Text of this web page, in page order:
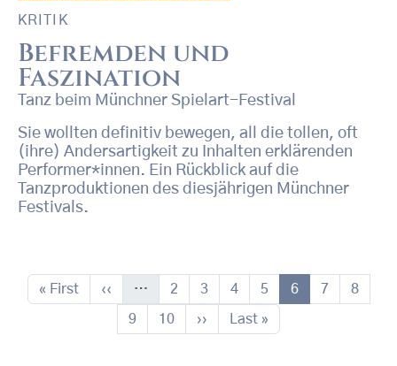
KRITIK
Befremden und
Faszination
Tanz beim Münchner Spielart-Festival
Sie wollten definitiv bewegen, all die tollen, oft
(ihre) Andersartigkeit zu Inhalten erklärenden
Performer*innen. Ein Rückblick auf die
Tanzproduktionen des diesjährigen Münchner
Festivals.
Seitennummerierung
Erste Seite
« First Vorherige Seite
‹‹ … Seite
2 Seite
3 Seite
4 Seite
5 Seite
6 Seite
7 Seite
8
Seite
9 Seite
10 Nächste Seite
›› Letzte Seite
Last »